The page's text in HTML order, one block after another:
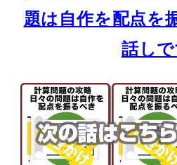
題は自作を配点を
話し